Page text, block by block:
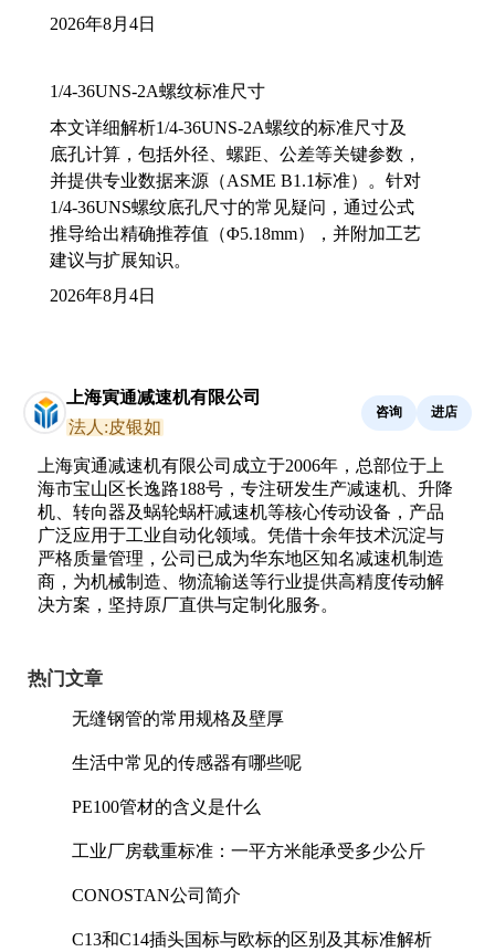
2026年8月4日
1/4-36UNS-2A螺纹标准尺寸
本文详细解析1/4-36UNS-2A螺纹的标准尺寸及
底孔计算，包括外径、螺距、公差等关键参数，
并提供专业数据来源（ASME B1.1标准）。针对
1/4-36UNS螺纹底孔尺寸的常见疑问，通过公式
推导给出精确推荐值（Φ5.18mm），并附加工艺
建议与扩展知识。
2026年8月4日
上海寅通减速机有限公司
法人:皮银如
咨询 进店
上海寅通减速机有限公司成立于2006年，总部位于上
海市宝山区长逸路188号，专注研发生产减速机、升降
机、转向器及蜗轮蜗杆减速机等核心传动设备，产品
广泛应用于工业自动化领域。凭借十余年技术沉淀与
严格质量管理，公司已成为华东地区知名减速机制造
商，为机械制造、物流输送等行业提供高精度传动解
决方案，坚持原厂直供与定制化服务。
热门文章
无缝钢管的常用规格及壁厚
生活中常见的传感器有哪些呢
PE100管材的含义是什么
工业厂房载重标准：一平方米能承受多少公斤
CONOSTAN公司简介
C13和C14插头国标与欧标的区别及其标准解析